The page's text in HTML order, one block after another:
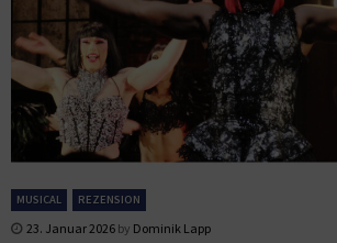
MUSICAL REZENSION
23. Januar 2026 by Dominik Lapp